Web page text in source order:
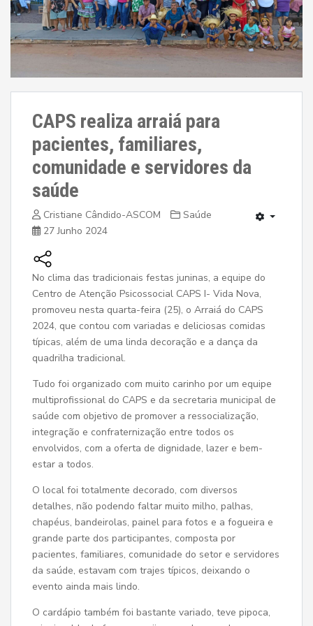
CAPS realiza arraiá para
pacientes, familiares,
comunidade e servidores da
saúde
Cristiane Cândido-ASCOM
Saúde
27 Junho 2024
No clima das tradicionais festas juninas, a equipe do
Centro de Atenção Psicossocial CAPS I- Vida Nova,
promoveu nesta quarta-feira (25), o Arraiá do CAPS
2024, que contou com variadas e deliciosas comidas
típicas, além de uma linda decoração e a dança da
quadrilha tradicional.
Tudo foi organizado com muito carinho por um equipe
multiprofissional do CAPS e da secretaria municipal de
saúde com objetivo de promover a ressocialização,
integração e confraternização entre todos os
envolvidos, com a oferta de dignidade, lazer e bem-
estar a todos.
O local foi totalmente decorado, com diversos
detalhes, não podendo faltar muito milho, palhas,
chapéus, bandeirolas, painel para fotos e a fogueira e
grande parte dos participantes, composta por
pacientes, familiares, comunidade do setor e servidores
da saúde, estavam com trajes típicos, deixando o
evento ainda mais lindo.
O cardápio também foi bastante variado, teve pipoca,